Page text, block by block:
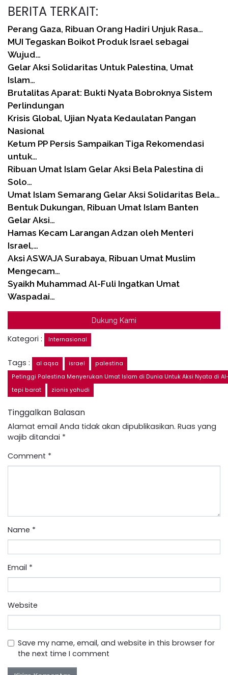
BERITA TERKAIT:
Perang Gaza, Ribuan Orang Hadiri Unjuk Rasa…
MUI Tegaskan Boikot Produk Israel sebagai
Wujud…
Gelar Aksi Solidaritas Untuk Palestina, Umat
Islam…
Brutalitas Aparat: Bukti Nyata Bobroknya Sistem
Perlindungan
Krisis Global, Ujian Nyata Kedaulatan Pangan
Nasional
Ketum PP Persis Sampaikan Tiga Rekomendasi
untuk…
Ribuan Umat Islam Gelar Aksi Bela Palestina di
Solo…
Umat Islam Semarang Gelar Aksi Solidaritas Bela…
Bentuk Dukungan, Ribuan Umat Islam Banten
Gelar Aksi…
Hamas Kecam Larangan Adzan oleh Menteri
Israel,…
Aksi ASWAJA Surabaya, Ribuan Umat Muslim
Mengecam…
Syaikh Muhammad Al-Fuli Ingatkan Umat
Waspadai…
Dukung Kami
Kategori : Internasional
Tags : al aqsa israel
palestina
Petinggi Palestina Menyerukan Umat Islam di Dunia Untuk Aksi Nyata di
tepi barat
zionis yahudi
Tinggalkan Balasan
Alamat email Anda tidak akan dipublikasikan. Ruas yang
wajib ditandai *
Comment *
Name *
Email *
Website
Save my name, email, and website in this browser for
the next time I comment